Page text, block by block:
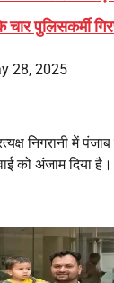
पुलिसकर्मी
28, 2025
निगरानी में
को अंजाम दिया